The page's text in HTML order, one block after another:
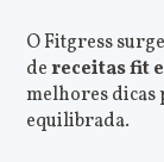
O Fitgress
dereceitas fit
melhores dicas
equilibrada.